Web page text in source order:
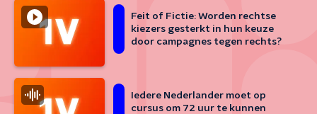
Feit of Fictie: Worden rechtse
kiezers gesterkt in hun keuze
door campagnes tegen rechts?
Iedere Nederlander moet op
cursus om 72 uur te kunnen